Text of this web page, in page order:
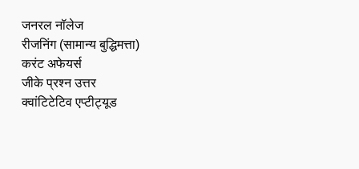
जनरल नॉलेज
रीजनिंग (सामान्य बुद्धिमत्ता)
करंट अफेयर्स
जीके प्रश्न उत्तर
क्वांटिटेटिव एप्टीट्यूड